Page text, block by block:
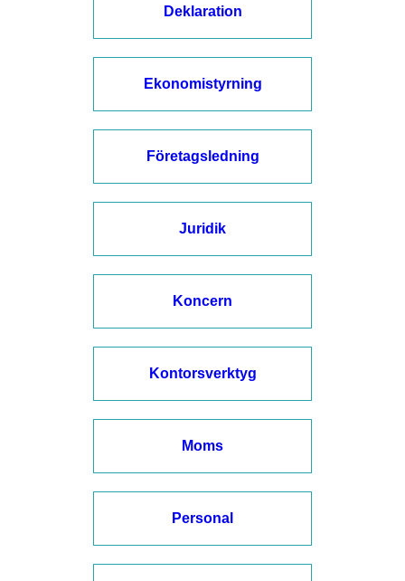
Deklaration
Ekonomistyrning
Företagsledning
Juridik
Koncern
Kontorsverktyg
Moms
Personal